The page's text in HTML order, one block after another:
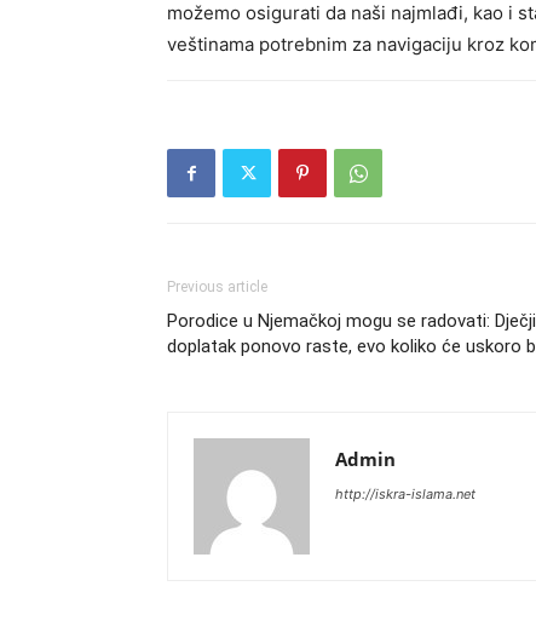
možemo osigurati da naši najmlađi, kao i
veštinama potrebnim za navigaciju kroz
Previous article
Porodice u Njemačkoj mogu se radovati: Dječji
doplatak ponovo raste, evo koliko će uskoro
Admin
http://iskra-islama.net